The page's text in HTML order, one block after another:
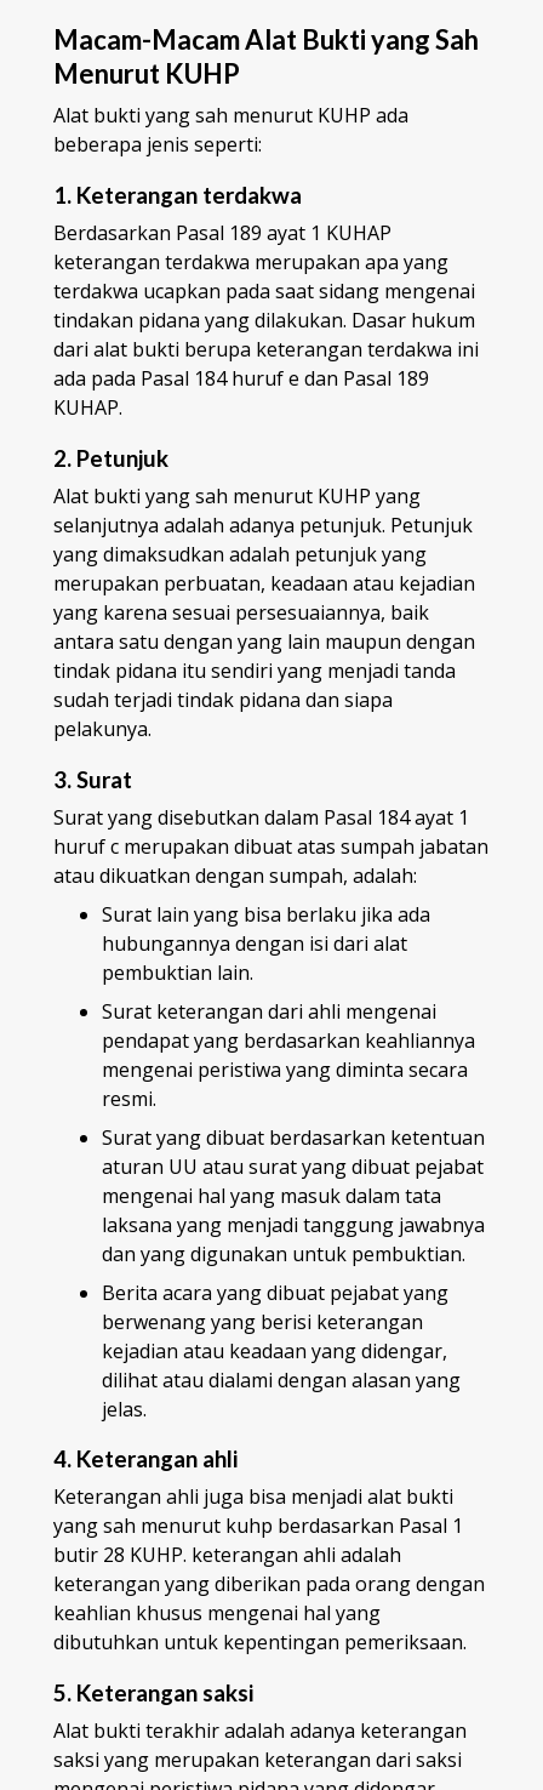
Macam-Macam Alat Bukti yang Sah
Menurut KUHP
Alat bukti yang sah menurut KUHP ada
beberapa jenis seperti:
1. Keterangan terdakwa
Berdasarkan Pasal 189 ayat 1 KUHAP
keterangan terdakwa merupakan apa yang
terdakwa ucapkan pada saat sidang mengenai
tindakan pidana yang dilakukan. Dasar hukum
dari alat bukti berupa keterangan terdakwa ini
ada pada Pasal 184 huruf e dan Pasal 189
KUHAP.
2. Petunjuk
Alat bukti yang sah menurut KUHP yang
selanjutnya adalah adanya petunjuk. Petunjuk
yang dimaksudkan adalah petunjuk yang
merupakan perbuatan, keadaan atau kejadian
yang karena sesuai persesuaiannya, baik
antara satu dengan yang lain maupun dengan
tindak pidana itu sendiri yang menjadi tanda
sudah terjadi tindak pidana dan siapa
pelakunya.
3. Surat
Surat yang disebutkan dalam Pasal 184 ayat 1
huruf c merupakan dibuat atas sumpah jabatan
atau dikuatkan dengan sumpah, adalah:
Surat lain yang bisa berlaku jika ada
hubungannya dengan isi dari alat
pembuktian lain.
Surat keterangan dari ahli mengenai
pendapat yang berdasarkan keahliannya
mengenai peristiwa yang diminta secara
resmi.
Surat yang dibuat berdasarkan ketentuan
aturan UU atau surat yang dibuat pejabat
mengenai hal yang masuk dalam tata
laksana yang menjadi tanggung jawabnya
dan yang digunakan untuk pembuktian.
Berita acara yang dibuat pejabat yang
berwenang yang berisi keterangan
kejadian atau keadaan yang didengar,
dilihat atau dialami dengan alasan yang
jelas.
4. Keterangan ahli
Keterangan ahli juga bisa menjadi alat bukti
yang sah menurut kuhp berdasarkan Pasal 1
butir 28 KUHP. keterangan ahli adalah
keterangan yang diberikan pada orang dengan
keahlian khusus mengenai hal yang
dibutuhkan untuk kepentingan pemeriksaan.
5. Keterangan saksi
Alat bukti terakhir adalah adanya keterangan
saksi yang merupakan keterangan dari saksi